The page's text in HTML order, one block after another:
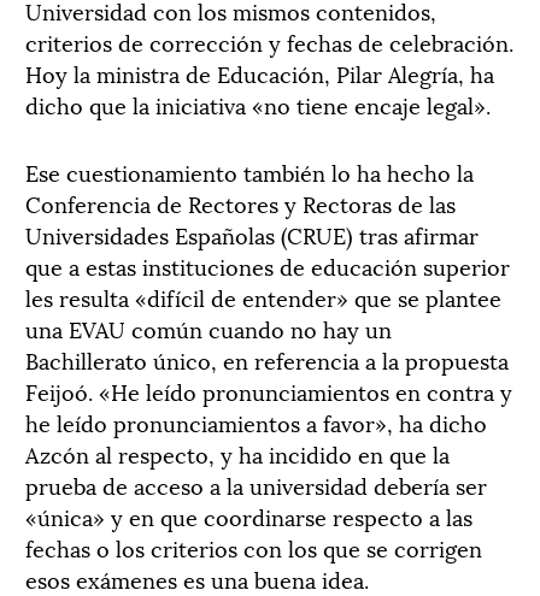
Universidad con los mismos contenidos,
criterios de corrección y fechas de celebración.
Hoy la ministra de Educación, Pilar Alegría, ha
dicho que la iniciativa «no tiene encaje legal».
Ese cuestionamiento también lo ha hecho la
Conferencia de Rectores y Rectoras de las
Universidades Españolas (CRUE) tras afirmar
que a estas instituciones de educación superior
les resulta «difícil de entender» que se plantee
una EVAU común cuando no hay un
Bachillerato único, en referencia a la propuesta
Feijoó. «He leído pronunciamientos en contra y
he leído pronunciamientos a favor», ha dicho
Azcón al respecto, y ha incidido en que la
prueba de acceso a la universidad debería ser
«única» y en que coordinarse respecto a las
fechas o los criterios con los que se corrigen
esos exámenes es una buena idea.